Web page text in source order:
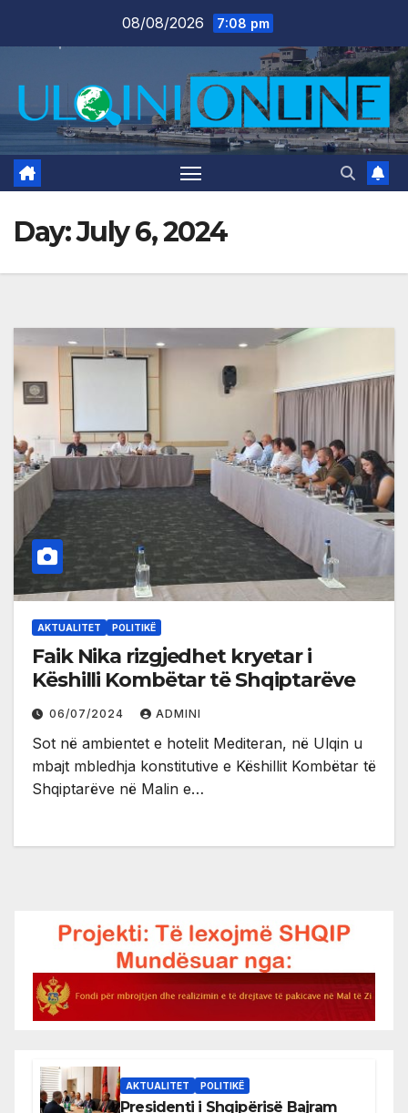
08/08/2026 7:08 pm
Day:July 6, 2024
AKTUALITET POLITIKË
Faik Nika rizgjedhet kryetar i
Këshilli Kombëtar të Shqiptarëve
06/07/2024 ADMINI
Sot në ambientet e hotelit Mediteran, në Ulqin u
mbajt mbledhja konstitutive e Këshillit Kombëtar të
Shqiptarëve në Malin e…
AKTUALITET POLITIKË
Presidenti i Shqipërisë Bajram